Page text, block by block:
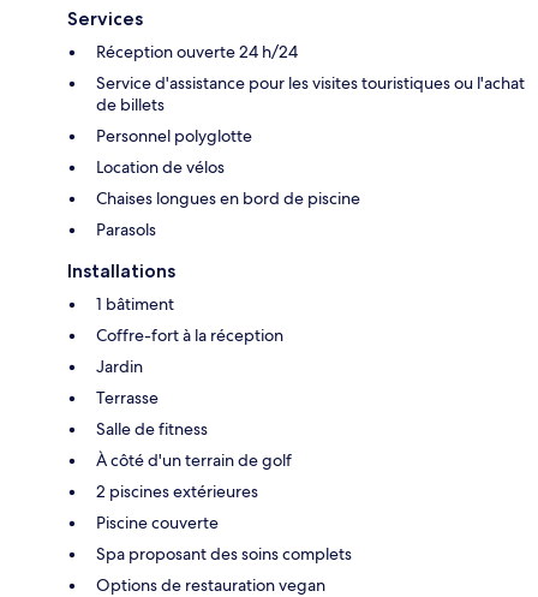
Services
Réception ouverte 24 h/24
Service d'assistance pour les visites touristiques ou l'achat
de billets
Personnel polyglotte
Location de vélos
Chaises longues en bord de piscine
Parasols
Installations
1 bâtiment
Coffre-fort à la réception
Jardin
Terrasse
Salle de fitness
À côté d'un terrain de golf
2 piscines extérieures
Piscine couverte
Spa proposant des soins complets
Options de restauration vegan